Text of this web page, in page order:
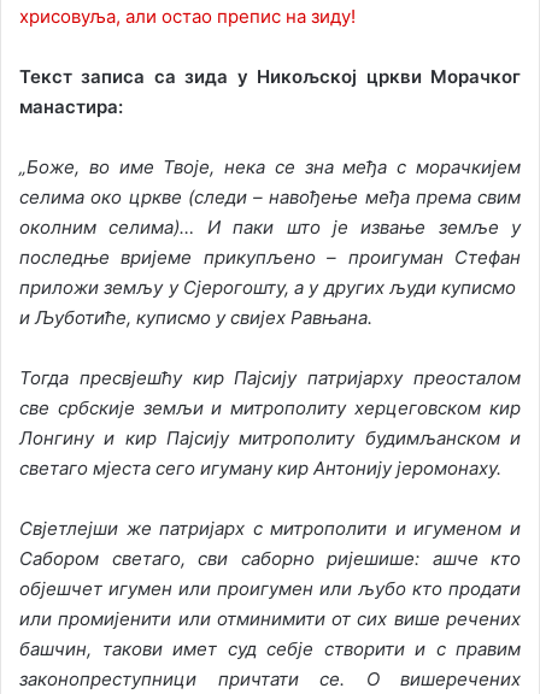
Текст записа са зида у Никољској цркви Морачког
манастира:
„Боже, во име Твоје, нека се зна међа с морачкијем
селима око цркве (следи – навођење међа према свим
околним селима)… И паки што је извање земље у
последње вријеме прикупљено – проигуман Стефан
приложи земљу у Сјерогошту, а у других људи куписмо
и Љуботиће, куписмо у свијех Равњана.
Тогда пресвјешћу кир Пајсију патријарху преосталом
све србскије земљи и митрополиту херцеговском кир
Лонгину и кир Пајсију митрополиту будимљанском и
светаго мјеста сего игуману кир Антонију јеромонаху.
Свјетлејши же патријарх с митрополити и игуменом и
Сабором светаго, сви саборно ријешише: ашче кто
објешчет игумен или проигумен или љубо кто продати
или промијенити или отминимити от сих више речених
башчин, такови имет суд себје створити и с правим
законопреступници причтати се. О вишеречених